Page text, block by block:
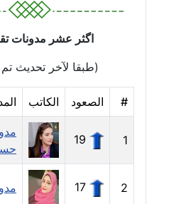
مدونة حنان صلاح
مدونة حنان
مدونة حنين
متوفي
مدونة خالد الخطيب
عاملة
اگثر عشر مدونات
(طبقا لآخر تحديث
# الصعود الكاتب
1
19
2
17